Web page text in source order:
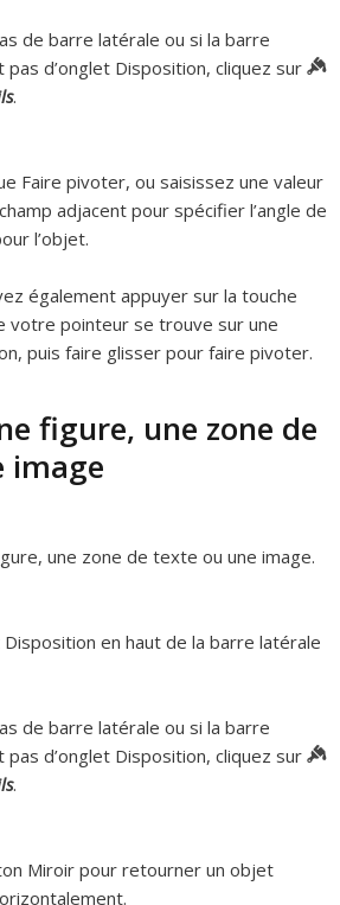
de barre latérale ou si la barre
d’onglet Disposition, cliquez sur
.
Faire pivoter, ou saisissez une valeur
adjacent pour spécifier l’angle de
l’objet.
également appuyer sur la touche
votre pointeur se trouve sur une
puis faire glisser pour faire pivoter.
figure, une zone de
image
une zone de texte ou une image.
Disposition en haut de la barre latérale
de barre latérale ou si la barre
d’onglet Disposition, cliquez sur
.
Miroir pour retourner un objet